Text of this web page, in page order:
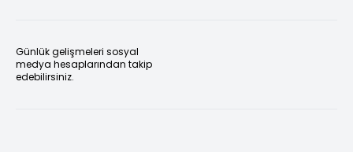
Günlük gelişmeleri sosyal
medya hesaplarından takip
edebilirsiniz.